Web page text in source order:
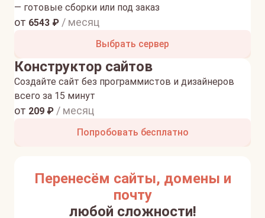
— готовые сборки или под заказ
от 6543 ₽ / месяц
Выбрать сервер
Конструктор сайтов
Создайте сайт без программистов и дизайнеров
всего за 15 минут
от 209 ₽ / месяц
Попробовать бесплатно
Перенесём сайты, домены и
почту
любой сложности!